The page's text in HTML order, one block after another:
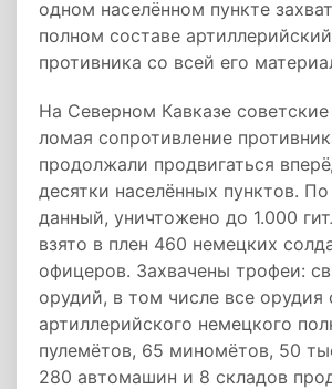
одном населённом пункте
полном составе
противника со всей его
На Северном Кавказе советские
ломая сопротивление
продолжали продвигаться
десятки населённых пунктов.
данный, уничтожено до 1.000
взято в плен 460 немецких
офицеров. Захвачены трофеи:
орудий, в том числе все орудия
артиллерийского немецкого
пулемётов, 65 миномётов, 50
280 автомашин и 8 складов